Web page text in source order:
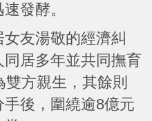
發酵。
友湯敬的經濟糾
居多年並共同撫育
方親生，其餘則
後，圍繞逾8億元